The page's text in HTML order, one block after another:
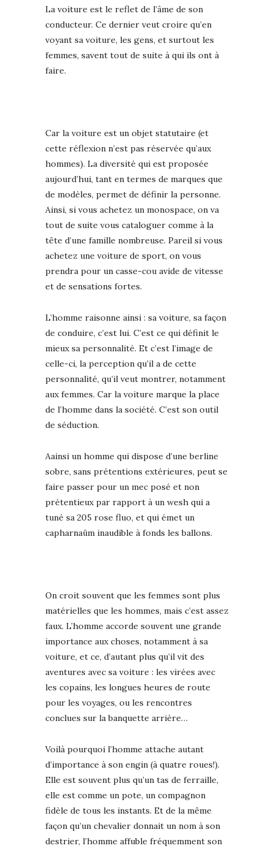
La voiture est le reflet de l’âme de son
conducteur. Ce dernier veut croire qu’en
voyant sa voiture, les gens, et surtout les
femmes, savent tout de suite à qui ils ont à
faire.
Car la voiture est un objet statutaire (et
cette réflexion n’est pas réservée qu’aux
hommes). La diversité qui est proposée
aujourd’hui, tant en termes de marques que
de modèles, permet de définir la personne.
Ainsi, si vous achetez un monospace, on va
tout de suite vous cataloguer comme à la
tête d’une famille nombreuse. Pareil si vous
achetez une voiture de sport, on vous
prendra pour un casse-cou avide de vitesse
et de sensations fortes.
L’homme raisonne ainsi : sa voiture, sa façon
de conduire, c’est lui. C’est ce qui définit le
mieux sa personnalité. Et c’est l’image de
celle-ci, la perception qu’il a de cette
personnalité, qu’il veut montrer, notamment
aux femmes. Car la voiture marque la place
de l’homme dans la société. C’est son outil
de séduction.
Aainsi un homme qui dispose d’une berline
sobre, sans prétentions extérieures, peut se
faire passer pour un mec posé et non
prétentieux par rapport à un wesh qui a
tuné sa 205 rose fluo, et qui émet un
capharnaüm inaudible à fonds les ballons.
On croit souvent que les femmes sont plus
matérielles que les hommes, mais c’est assez
faux. L’homme accorde souvent une grande
importance aux choses, notamment à sa
voiture, et ce, d’autant plus qu’il vit des
aventures avec sa voiture : les virées avec
les copains, les longues heures de route
pour les voyages, ou les rencontres
conclues sur la banquette arrière…
Voilà pourquoi l’homme attache autant
d’importance à son engin (à quatre roues!).
Elle est souvent plus qu’un tas de ferraille,
elle est comme un pote, un compagnon
fidèle de tous les instants. Et de la même
façon qu’un chevalier donnait un nom à son
destrier, l’homme affuble fréquemment son